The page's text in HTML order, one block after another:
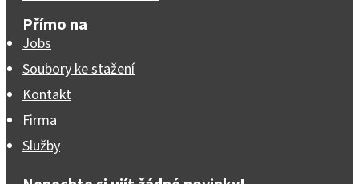
Přímo na
Jobs
Soubory ke stažení
Kontakt
Firma
Služby